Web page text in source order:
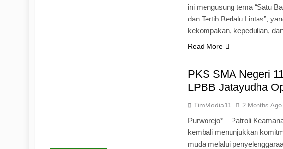
ini mengusung tema “Satu
dan Tertib Berlalu Lintas”,
kekompakan, kepedulian,
Read More
PKS SMA Negeri
LPBB Jatayudha
TimMedia11 2 Months Ago
Purworejo* – Patroli
kembali menunjukkan
muda melalui